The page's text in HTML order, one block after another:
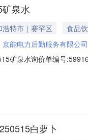
泉水
特市｜赛罕区
食品
京能电力后勤服务有限公司
矿泉水询价单编号
如果以上打不开，请用
白萝卜